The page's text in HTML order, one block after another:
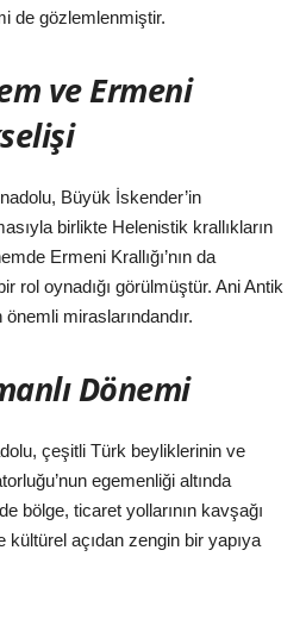
de gözlemlenmiştir.
ve Ermeni
Büyük İskender’in
birlikte Helenistik krallıkların
Ermeni Krallığı’nın da
rol oynadığı görülmüştür. Ani Antik
miraslarındandır.
Dönemi
çeşitli Türk beyliklerinin ve
egemenliği altında
bölge, ticaret yollarının kavşağı
açıdan zengin bir yapıya